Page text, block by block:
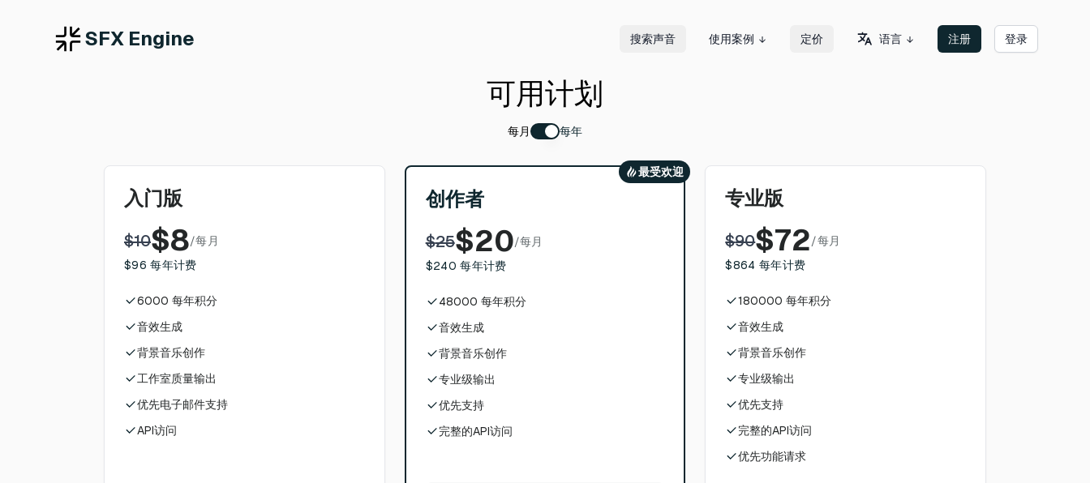
SFX Engine 搜索声音 使用案例 定价 语言 注册 登录
可用计划
每月 每年
入门版
$10$8/每月
$96 每年计费
6000 每年积分
音效生成
背景音乐创作
工作室质量输出
优先电子邮件支持
API访问
最受欢迎
创作者
$25$20/每月
$240 每年计费
48000 每年积分
音效生成
背景音乐创作
专业级输出
优先支持
完整的API访问
专业版
$90$72/每月
$864 每年计费
180000 每年积分
音效生成
背景音乐创作
专业级输出
优先支持
完整的API访问
优先功能请求